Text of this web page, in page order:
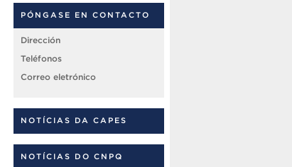
PÓNGASE EN CONTACTO
Dirección
Teléfonos
Correo eletrónico
NOTÍCIAS DA CAPES
NOTÍCIAS DO CNPQ